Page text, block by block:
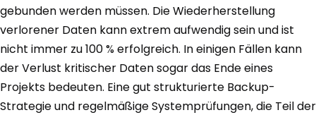
gebunden werden müssen. Die Wiederherstellung
verlorener Daten kann extrem aufwendig sein und ist
nicht immer zu 100 % erfolgreich. In einigen Fällen kann
der Verlust kritischer Daten sogar das Ende eines
Projekts bedeuten. Eine gut strukturierte Backup-
Strategie und regelmäßige Systemprüfungen, die Teil der